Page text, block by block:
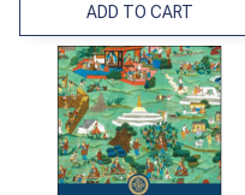
ADD TO CART